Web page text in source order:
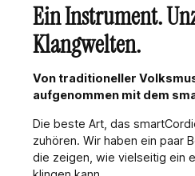
Ein Instrument.
Klangwelten.
Von traditioneller
aufgenommen mit dem
Die beste Art, das
zuhören. Wir haben ein paar
die zeigen, wie vielseitig ein